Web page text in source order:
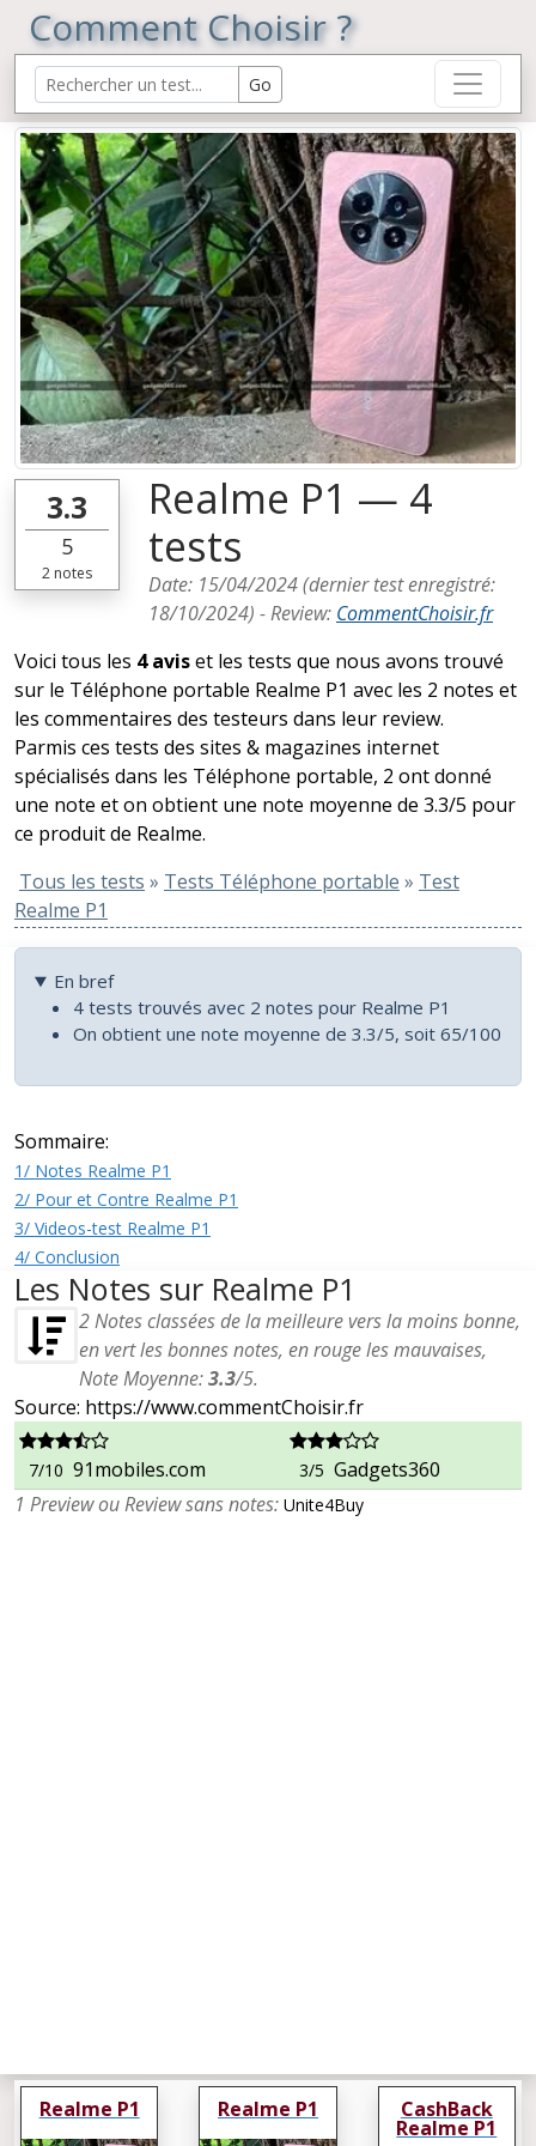
Comment Choisir ?
3.3
5
2 notes
Realme P1 — 4
tests
Date: 15/04/2024(dernier test enregistré:
18/10/2024) -Review: CommentChoisir.fr
Voici tous les 4 aviset les tests que nous avons trouvé
sur le Téléphone portable Realme P1 avec les 2 notes et
les commentaires des testeurs dans leur review.
Parmis ces tests des sites & magazines internet
spécialisés dans les Téléphone portable, 2 ont donné
une note et on obtient une note moyenne de 3.3/5 pour
ce produit de Realme.
Tous les tests » Tests Téléphone portable » Test
Realme P1
En bref
4 tests trouvés avec 2 notes pour Realme P1
On obtient une note moyenne de 3.3/5, soit 65/100
Sommaire:
1/ Notes Realme P1
2/ Pour et Contre Realme P1
3/ Videos-test Realme P1
4/ Conclusion
Les Notes sur Realme P1
2Notes classées de la meilleure vers la moins bonne,
en vert les bonnes notes, en rouge les mauvaises,
Note Moyenne:3.3/5.
Source: https://www.commentChoisir.fr
7/10 91mobiles.com 3/5 Gadgets360
1 Preview ou Review sans notes: Unite4Buy
Realme P1 Realme P1 CashBack
Realme P1